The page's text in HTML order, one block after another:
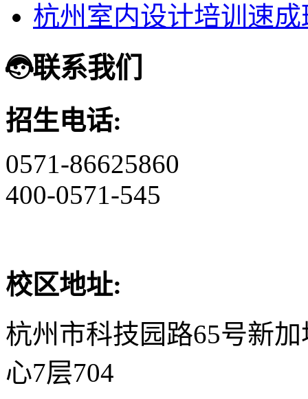
杭州室内设计培训速成
联系我们
招生电话:
0571-86625860
400-0571-545
校区地址:
杭州市科技园路65号新
心7层704